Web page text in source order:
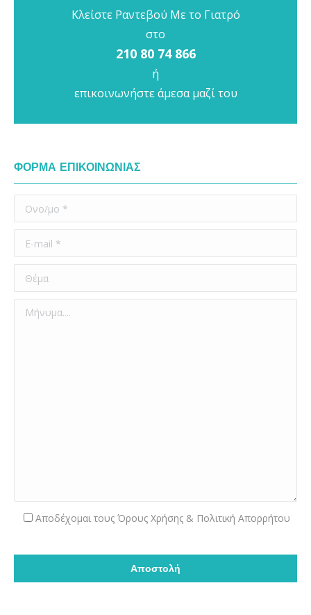
Κλείστε Ραντεβού Με το Γιατρό
στο
210 80 74 866
ή
επικοινωνήστε άμεσα μαζί του
ΦΟΡΜΑ ΕΠΙΚΟΙΝΩΝΙΑΣ
Aποδέχομαι τους Όρους Χρήσης & Πολιτική Απορρήτου